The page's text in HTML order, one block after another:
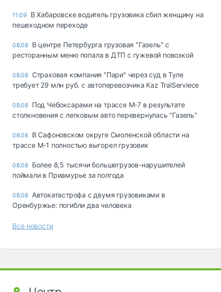
11:09 В Хабаровске водитель грузовика сбил женщину на
пешеходном переходе
08.08 В центре Петербурга грузовая "Газель" с
ресторанным меню попала в ДТП с гужевой повозкой
08.08 Страховая компания "Пари" через суд в Туле
требует 29 млн руб. с автоперевозчика Kaz TralServiece
08.08 Под Чебоксарами на трассе М-7 в результате
столкновения с легковым авто перевернулась "Газель"
08.08 В Сафоновском округе Смоленской области на
трассе М-1 полностью выгорел грузовик
08.08 Более 8,5 тысячи большегрузов-нарушителей
поймали в Приамурье за полгода
08.08 Автокатастрофа с двумя грузовиками в
Оренбуржье: погибли два человека
Все новости